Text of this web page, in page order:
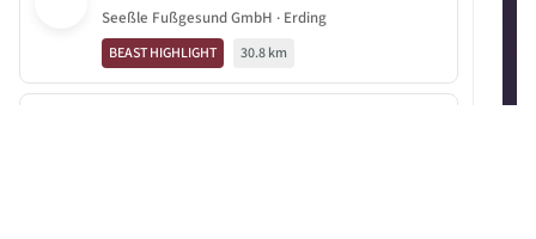
Seeßle Fußgesund GmbH · Erding
BEAST HIGHLIGHT 30.8 km